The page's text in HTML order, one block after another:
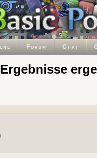
Forum Chat